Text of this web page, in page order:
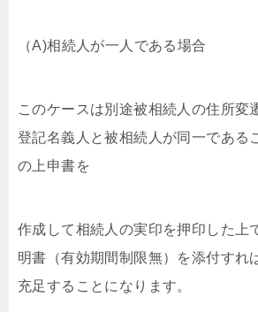
（A)相続人が一人である場合
このケースは別途被相続人の住所変
登記名義人と被相続人が同一である
の上申書を
作成して相続人の実印を押印した上
明書（有効期間制限無）を添付すれ
充足することになります。